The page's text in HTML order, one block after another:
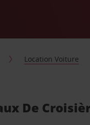
Location Voiture
De